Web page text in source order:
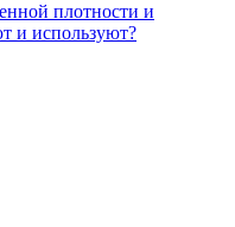
плотности и
и используют?